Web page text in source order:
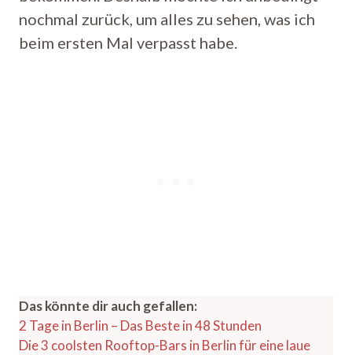
nochmal zurück, um alles zu sehen, was ich
beim ersten Mal verpasst habe.
Das könnte dir auch gefallen:
2 Tage in Berlin – Das Beste in 48 Stunden
Die 3 coolsten Rooftop-Bars in Berlin für eine laue